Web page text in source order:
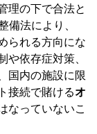
理の下で合法と
法により、
られる方向にな
依存症対策、
国内の施設に限
接続で賭けるオ
なっていないこ